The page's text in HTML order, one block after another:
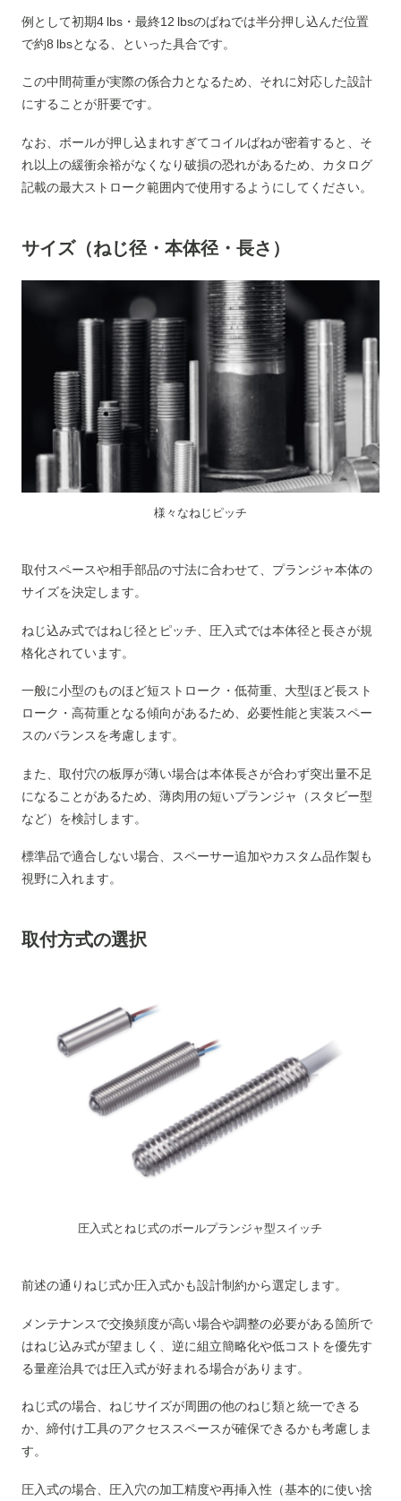
例として初期4 lbs・最終12 lbsのばねでは半分押し込んだ位置
で約8 lbsとなる、といった具合です。
この中間荷重が実際の係合力となるため、それに対応した設計
にすることが肝要です。
なお、ボールが押し込まれすぎてコイルばねが密着すると、そ
れ以上の緩衝余裕がなくなり破損の恐れがあるため、カタログ
記載の最大ストローク範囲内で使用するようにしてください。
サイズ（ねじ径・本体径・長さ）
様々なねじピッチ
取付スペースや相手部品の寸法に合わせて、プランジャ本体の
サイズを決定します。
ねじ込み式ではねじ径とピッチ、圧入式では本体径と長さが規
格化されています。
一般に小型のものほど短ストローク・低荷重、大型ほど長スト
ローク・高荷重となる傾向があるため、必要性能と実装スペー
スのバランスを考慮します。
また、取付穴の板厚が薄い場合は本体長さが合わず突出量不足
になることがあるため、薄肉用の短いプランジャ（スタビー型
など）を検討します。
標準品で適合しない場合、スペーサー追加やカスタム品作製も
視野に入れます。
取付方式の選択
圧入式とねじ式のボールプランジャ型スイッチ
前述の通りねじ式か圧入式かも設計制約から選定します。
メンテナンスで交換頻度が高い場合や調整の必要がある箇所で
はねじ込み式が望ましく、逆に組立簡略化や低コストを優先す
る量産治具では圧入式が好まれる場合があります。
ねじ式の場合、ねじサイズが周囲の他のねじ類と統一できる
か、締付け工具のアクセススペースが確保できるかも考慮しま
す。
圧入式の場合、圧入穴の加工精度や再挿入性（基本的に使い捨